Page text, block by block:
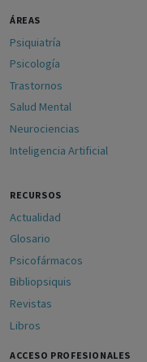
ÁREAS
Psiquiatría
Psicología
Trastornos
Salud Mental
Neurociencias
Inteligencia Artificial
RECURSOS
Actualidad
Glosario
Psicofármacos
Bibliopsiquis
Revistas
Libros
ACCESO PROFESIONALES